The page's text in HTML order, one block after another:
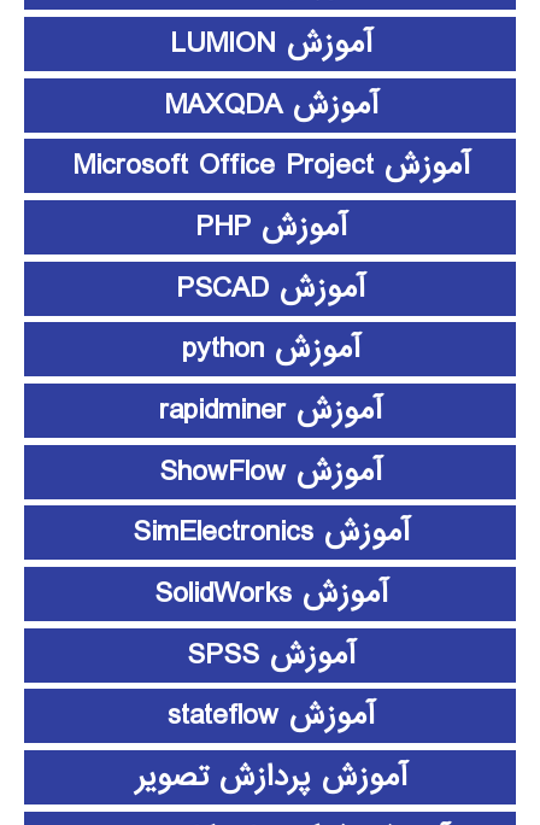
آموزش LUMION
آموزش MAXQDA
آموزش Microsoft Office Project
آموزش PHP
آموزش PSCAD
آموزش python
آموزش rapidminer
آموزش ShowFlow
آموزش SimElectronics
آموزش SolidWorks
آموزش SPSS
آموزش stateflow
آموزش پردازش تصویر